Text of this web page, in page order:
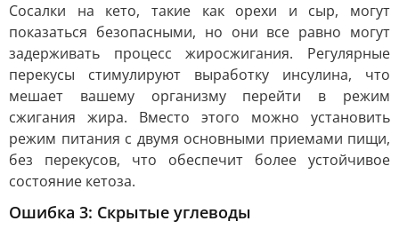
Сосалки на кето, такие как орехи и сыр, могут
показаться безопасными, но они все равно могут
задерживать процесс жиросжигания. Регулярные
перекусы стимулируют выработку инсулина, что
мешает вашему организму перейти в режим
сжигания жира. Вместо этого можно установить
режим питания с двумя основными приемами пищи,
без перекусов, что обеспечит более устойчивое
состояние кетоза.
Ошибка 3: Скрытые углеводы